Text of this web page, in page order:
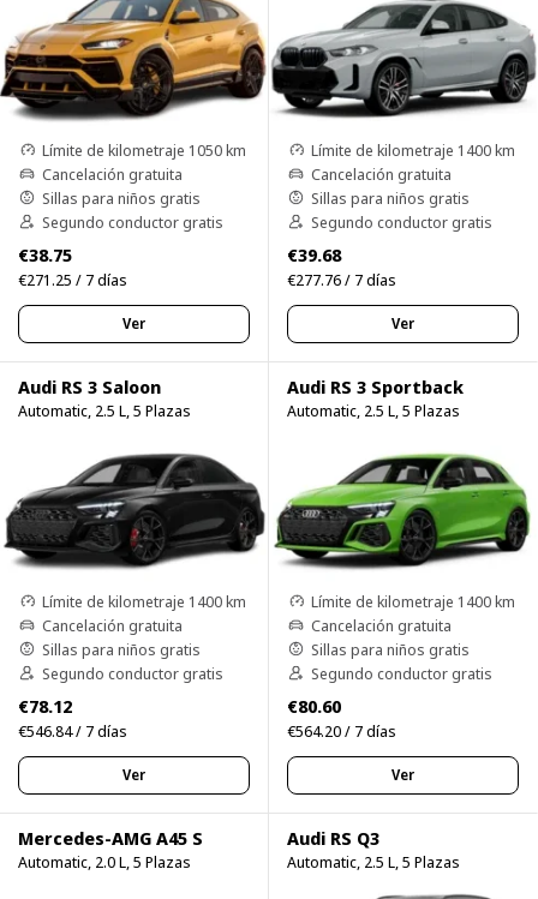
Límite de kilometraje 1050 km
Cancelación gratuita
Sillas para niños gratis
Segundo conductor gratis
€38.75
€271.25 / 7 días
Ver
Límite de kilometraje 1400 km
Cancelación gratuita
Sillas para niños gratis
Segundo conductor gratis
€39.68
€277.76 / 7 días
Ver
Audi RS 3 Saloon
Automatic, 2.5 L, 5 Plazas
Límite de kilometraje 1400 km
Cancelación gratuita
Sillas para niños gratis
Segundo conductor gratis
€78.12
€546.84 / 7 días
Ver
Audi RS 3 Sportback
Automatic, 2.5 L, 5 Plazas
Límite de kilometraje 1400 km
Cancelación gratuita
Sillas para niños gratis
Segundo conductor gratis
€80.60
€564.20 / 7 días
Ver
Mercedes-AMG A45 S
Automatic, 2.0 L, 5 Plazas
Audi RS Q3
Automatic, 2.5 L, 5 Plazas